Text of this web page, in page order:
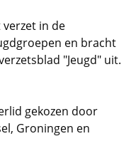
in de
en bracht
"Jeugd" uit.
gekozen door
Groningen en